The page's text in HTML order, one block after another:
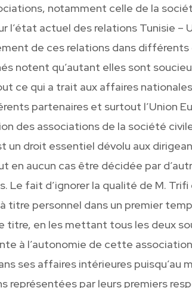
notamment celle de la
l’état actuel des relations Tunisie –
de ces relations dans
notent qu’autant elles sont
ce qui a trait aux affaires
partenaires et surtout l’Union
des associations de la société
un droit essentiel dévolu aux
en aucun cas être décidée par
Le fait d’ignorer la qualité de M.
titre personnel dans un premier
titre, en les mettant tous les deux
à l’autonomie de cette
ses affaires intérieures puisqu’au
par leurs premiers